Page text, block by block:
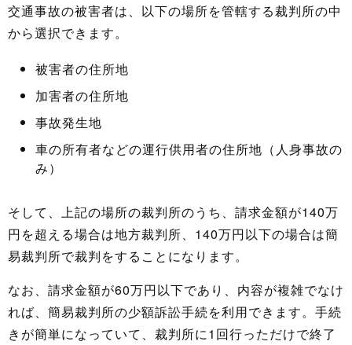
交通事故の被害者は、以下の場所を管轄する裁判所の中
から選択できます。
被害者の住所地
加害者の住所地
事故発生地
車の所有者などの運行供用者の住所地（人身事故の
み）
そして、上記の場所の裁判所のうち、請求金額が140万
円を超える場合は地方裁判所、140万円以下の場合は簡
易裁判所で裁判をすることになります。
なお、請求金額が60万円以下であり、内容が複雑でなけ
れば、簡易裁判所の少額訴訟手続を利用できます。手続
きが簡単になっていて、裁判所に1回行っただけで終了